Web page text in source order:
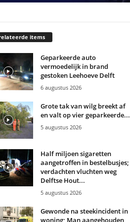
items
Geparkeerde auto
vermoedelijk in brand
gestoken Leehoeve Delft
6 augustus 2026
Grote tak van wilg breekt af
en valt op vier geparkeerde...
5 augustus 2026
Half miljoen sigaretten
aangetroffen in bestelbusjes;
verdachten vluchten weg
Delftse Hout...
5 augustus 2026
Gewonde na steekincident in
woning; Man aangehouden